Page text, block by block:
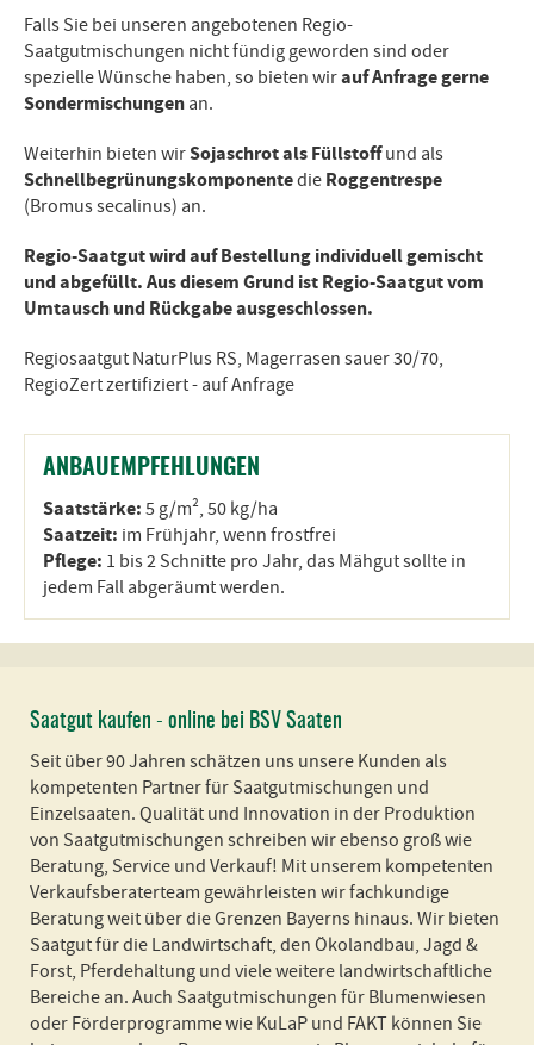
Falls Sie bei unseren angebotenen Regio-
Saatgutmischungen nicht fündig geworden sind oder
spezielle Wünsche haben, so bieten wirauf Anfrage gerne
Sondermischungen an.
Weiterhin bieten wirSojaschrot als Füllstoffund als
Schnellbegrünungskomponentedie Roggentrespe
(Bromus secalinus) an.
Regio-Saatgut wird auf Bestellung individuell gemischt
und abgefüllt. Aus diesem Grund ist Regio-Saatgut vom
Umtausch und Rückgabe ausgeschlossen.
Regiosaatgut NaturPlus RS, Magerrasen sauer 30/70,
RegioZert zertifiziert - auf Anfrage
ANBAUEMPFEHLUNGEN
Saatstärke: 5 g/m², 50 kg/ha
Saatzeit: im Frühjahr, wenn frostfrei
Pflege: 1 bis 2 Schnitte pro Jahr, das Mähgut sollte in
jedem Fall abgeräumt werden.
Saatgut kaufen - online bei BSV Saaten
Seit über 90 Jahren schätzen uns unsere Kunden als
kompetenten Partner für Saatgutmischungen und
Einzelsaaten. Qualität und Innovation in der Produktion
von Saatgutmischungen schreiben wir ebenso groß wie
Beratung, Service und Verkauf! Mit unserem kompetenten
Verkaufsberaterteam gewährleisten wir fachkundige
Beratung weit über die Grenzen Bayerns hinaus. Wir bieten
Saatgut für die Landwirtschaft, den Ökolandbau, Jagd &
Forst, Pferdehaltung und viele weitere landwirtschaftliche
Bereiche an. Auch Saatgutmischungen für Blumenwiesen
oder Förderprogramme wie KuLaP und FAKT können Sie